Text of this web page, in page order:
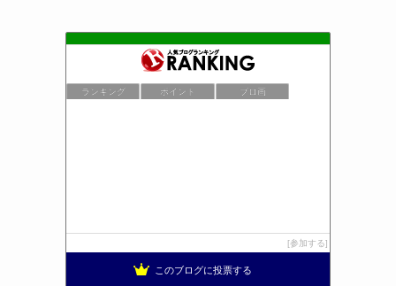
ランキング ポイント ブロ画
参加する
このブログに投票する